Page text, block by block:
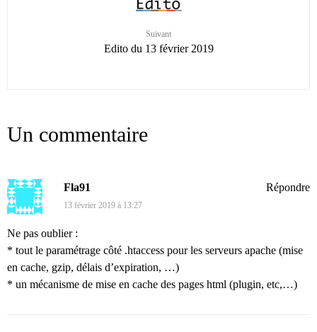
Suivant
Edito du 13 février 2019
Un commentaire
Fla91
13 février 2019 à 13:27
Ne pas oublier :
* tout le paramétrage côté .htaccess pour les serveurs apache (mise
en cache, gzip, délais d’expiration, …)
* un mécanisme de mise en cache des pages html (plugin, etc,…)
Répondre